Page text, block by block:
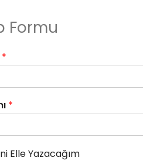
Formu
*
*
Elle Yazacağım